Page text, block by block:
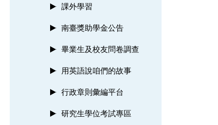
課外學習
南臺獎助學金公告
畢業生及校友問卷調查
用英語說咱們的故事
行政章則彙編平台
研究生學位考試專區